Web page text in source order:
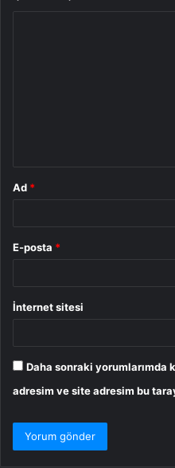
Ad *
E-posta *
İnternet sitesi
Daha sonraki yorumlarımda
adresim ve site adresim bu